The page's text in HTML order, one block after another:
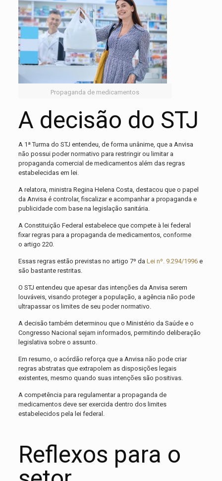
Propaganda de medicamentos
A decisão do STJ
A 1ª Turma do STJ entendeu, de forma unânime, que a Anvisa
não possui poder normativo para restringir ou limitar a
propaganda comercial de medicamentos além das regras
estabelecidas em lei.
A relatora, ministra Regina Helena Costa, destacou que o papel
da Anvisa é controlar, fiscalizar e acompanhar a propaganda e
publicidade com base na legislação sanitária.
A Constituição Federal estabelece que compete à lei federal
fixar regras para a propaganda de medicamentos, conforme
o artigo 220.
Essas regras estão previstas no artigo 7º da Lei nº. 9.294/1996e
são bastante restritas.
O STJ entendeu que apesar das intenções da Anvisa serem
louváveis, visando proteger a população, a agência não pode
ultrapassar os limites de seu poder normativo.
A decisão também determinou que o Ministério da Saúde e o
Congresso Nacional sejam informados, permitindo deliberação
legislativa sobre o assunto.
Em resumo, o acórdão reforça que a Anvisa não pode criar
regras abstratas que extrapolem as disposições legais
existentes, mesmo quando suas intenções são positivas.
A competência para regulamentar a propaganda de
medicamentos deve ser exercida dentro dos limites
estabelecidos pela lei federal.
Reflexos para o